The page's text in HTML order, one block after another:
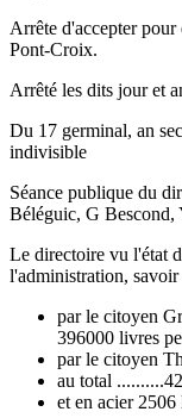
Arrête d'accepter
Pont-Croix.
Arrêté les dits jour et
Du 17 germinal, an
indivisible
Séance publique du
Béléguic, G Bescond,
Le directoire vu l'état
l'administration, savoir
par le citoyen
396000 livres
par le citoyen
au total
et en acier 2506